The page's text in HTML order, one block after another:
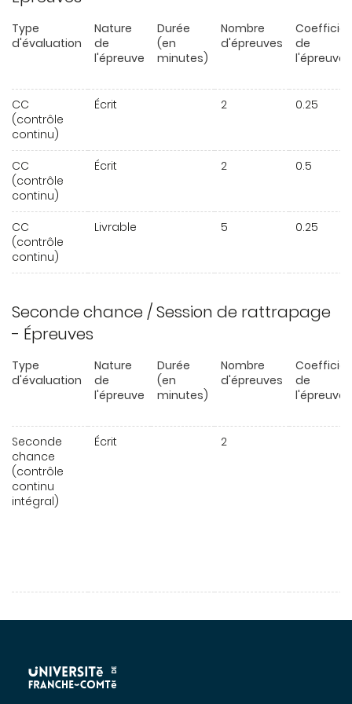
Type
d'évaluation
Nature
de
l'épreuve
Durée
(en
minutes)
Nombre
d'épreuves
de
l'épreuve
CC
(contrôle
continu)
Écrit 2 0.25
CC
(contrôle
continu)
Écrit 2 0.5
CC
(contrôle
continu)
Livrable 5 0.25
Seconde chance / Session de rattrapage
- Épreuves
Type
d'évaluation
Nature
de
l'épreuve
Durée
(en
minutes)
Nombre
d'épreuves
de
l'épreuve
Seconde
chance
(contrôle
continu
intégral)
Écrit 2